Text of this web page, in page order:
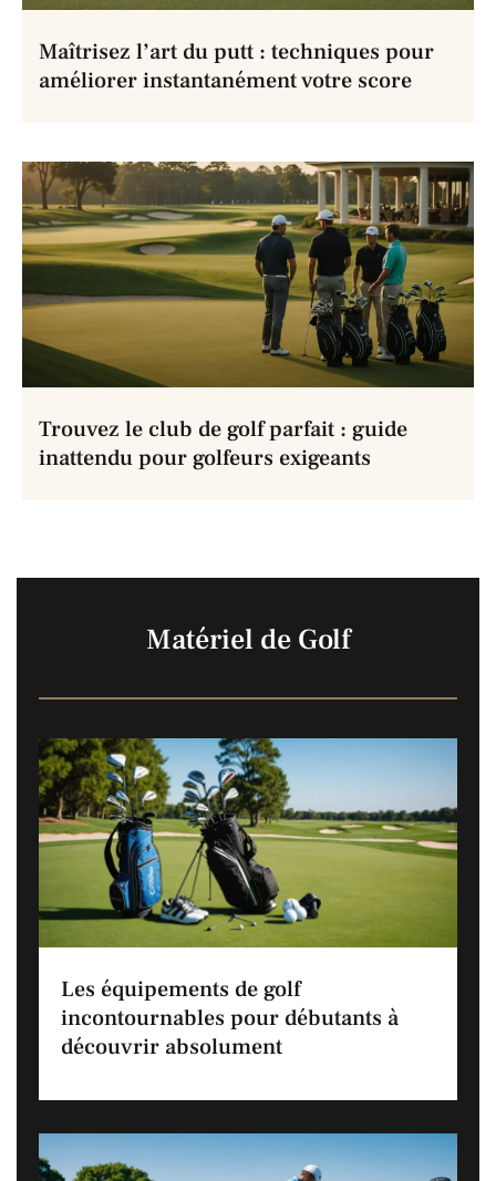
Maîtrisez l’art du putt : techniques pour
améliorer instantanément votre score
Trouvez le club de golf parfait : guide
inattendu pour golfeurs exigeants
Matériel de Golf
Les équipements de golf
incontournables pour débutants à
découvrir absolument